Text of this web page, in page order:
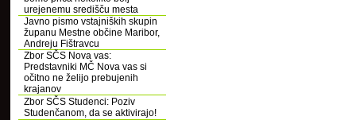
urejenemu središču mesta
Javno pismo vstajniških skupin
županu Mestne občine Maribor,
Andreju Fištravcu
Zbor SČS Nova vas:
Predstavniki MČ Nova vas si
očitno ne želijo prebujenih
krajanov
Zbor SČS Studenci: Poziv
Studenčanom, da se aktivirajo!